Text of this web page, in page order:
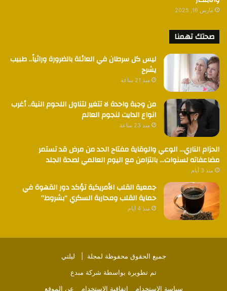
مارس 16, 2025
صحتك تهمنا
ليس كل سرطان في العائلة بالضرورة وراثياً.. طبيب
يشرح
منذ 21 ساعة
من وجبة واحدة لا تتغير لتناول اللحوم النية.. أغرب
انواع الدايت لنجوم العالم
منذ 23 ساعة
الحزام الناري… الوعي والوقاية مفتاح الحد من مرض قد تستمر
مضاعفاته لسنوات… بالتزامن مع اليوم العالمي لصحة الجلد
منذ 3 أيام
جمعية القلب الأمريكية تؤكد دور القهوة في
حماية القلب ومحاربة السكري “بشروط”
منذ 4 أيام
جميع الحقوق محفوظة لمجلة | ليلتي
تم تطويرة بواسطة شركة مبدع
سياسة الاستخدام
اتفاقية الاستخدام عن الموقع